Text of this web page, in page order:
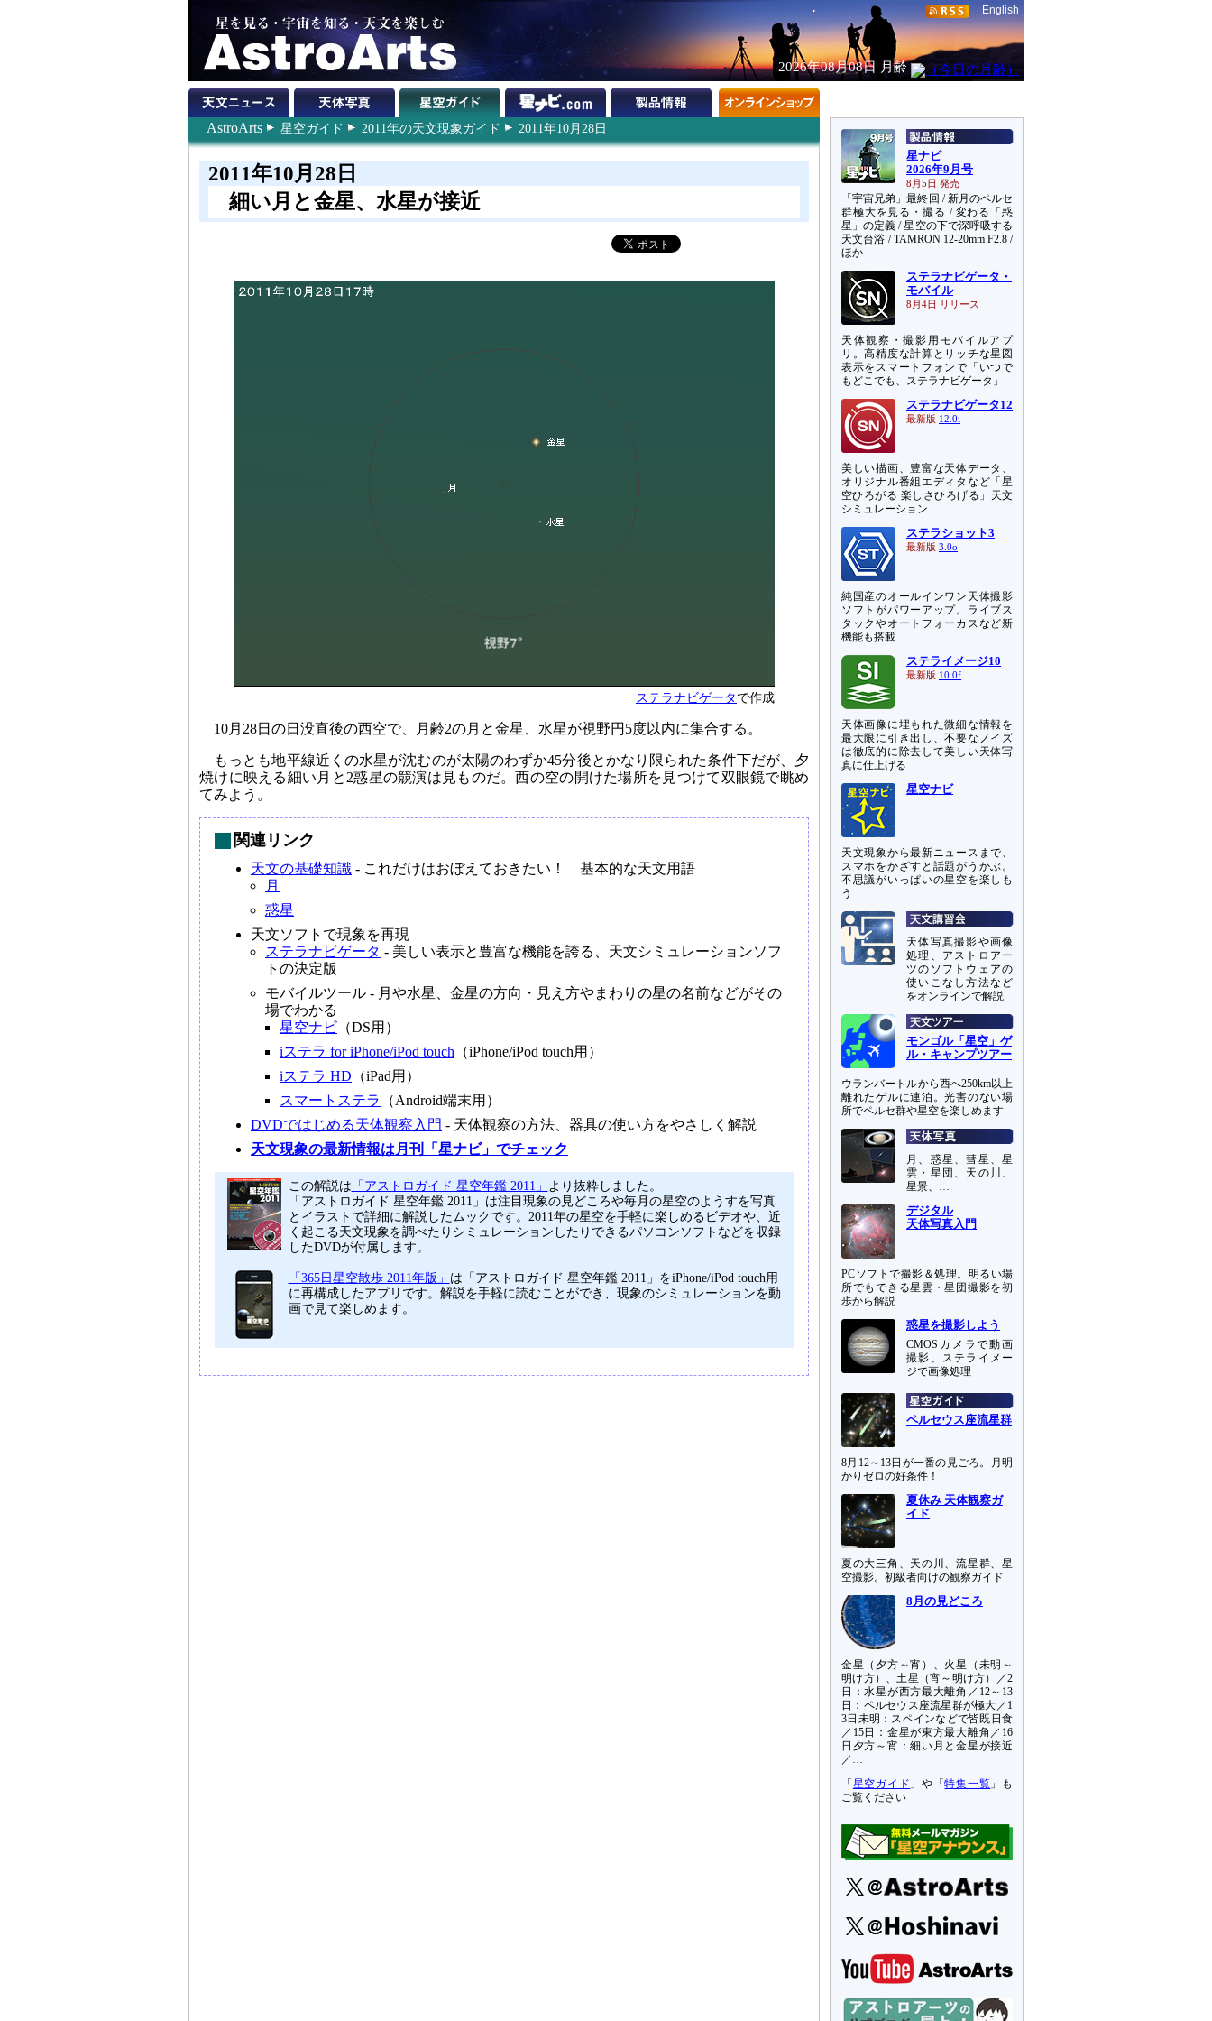
English
2026年08月08日 月齢
AstroArts 星空ガイド 2011年の天文現象ガイド 2011年10月28日
2011年10月28日
細い月と金星、水星が接近
ステラナビゲータで作成
10月28日の日没直後の西空で、月齢2の月と金星、水星が視野円5度以内に集合する。
もっとも地平線近くの水星が沈むのが太陽のわずか45分後とかなり限られた条件下だが、夕
焼けに映える細い月と2惑星の競演は見ものだ。西の空の開けた場所を見つけて双眼鏡で眺め
てみよう。
関連リンク
天文の基礎知識 - これだけはおぼえておきたい！ 基本的な天文用語
月
惑星
天文ソフトで現象を再現
ステラナビゲータ - 美しい表示と豊富な機能を誇る、天文シミュレーションソフ
トの決定版
モバイルツール - 月や水星、金星の方向・見え方やまわりの星の名前などがその
場でわかる
星空ナビ （DS用）
iステラ for iPhone/iPod touch （iPhone/iPod touch用）
iステラ HD （iPad用）
スマートステラ
（Android端末用）
DVDではじめる天体観察入門 - 天体観察の方法、器具の使い方をやさしく解説
天文現象の最新情報は月刊「星ナビ」でチェック
この解説は 「アストロガイド 星空年鑑 2011」 より抜粋しました。
「アストロガイド 星空年鑑 2011」は注目現象の見どころや毎月の星空のようすを写真
とイラストで詳細に解説したムックです。2011年の星空を手軽に楽しめるビデオや、近
く起こる天文現象を調べたりシミュレーションしたりできるパソコンソフトなどを収録
したDVDが付属します。
「365日星空散歩 2011年版」 は「アストロガイド 星空年鑑 2011」をiPhone/iPod touch用
に再構成したアプリです。解説を手軽に読むことができ、現象のシミュレーションを動
画で見て楽しめます。
星ナビ
2026年9月号
8月5日 発売
「宇宙兄弟」最終回 / 新月のペルセ
群極大を見る・撮る / 変わる「惑
星」の定義 / 星空の下で深呼吸する
天文台浴 / TAMRON 12-20mm F2.8 /
ほか
ステラナビゲータ・
モバイル
8月4日 リリース
天体観察・撮影用モバイルアプ
リ。高精度な計算とリッチな星図
表示をスマートフォンで「いつで
もどこでも、ステラナビゲータ」
ステラナビゲータ12
最新版 12.0i
美しい描画、豊富な天体データ、
オリジナル番組エディタなど「星
空ひろがる 楽しさひろげる」天文
シミュレーション
ステラショット3
最新版 3.0o
純国産のオールインワン天体撮影
ソフトがパワーアップ。ライブス
タックやオートフォーカスなど新
機能も搭載
ステライメージ10
最新版 10.0f
天体画像に埋もれた微細な情報を
最大限に引き出し、不要なノイズ
は徹底的に除去して美しい天体写
真に仕上げる
星空ナビ
天文現象から最新ニュースまで、
スマホをかざすと話題がうかぶ。
不思議がいっぱいの星空を楽しも
う
天体写真撮影や画像
処理、アストロアー
ツのソフトウェアの
使いこなし方法など
をオンラインで解説
モンゴル「星空」ゲ
ル・キャンプツアー
ウランバートルから西へ250km以上
離れたゲルに連泊。光害のない場
所でペルセ群や星空を楽しめます
月、惑星、彗星、星
雲・星団、天の川、
星景、…
デジタル
天体写真入門
PCソフトで撮影＆処理。明るい場
所でもできる星雲・星団撮影を初
歩から解説
惑星を撮影しよう
CMOSカメラで動画
撮影、ステライメー
ジで画像処理
ペルセウス座流星群
8月12～13日が一番の見ごろ。月明
かりゼロの好条件！
夏休み 天体観察ガ
イド
夏の大三角、天の川、流星群、星
空撮影。初級者向けの観察ガイド
8月の見どころ
金星（夕方～宵）、火星（未明～
明け方）、土星（宵～明け方）／2
日：水星が西方最大離角／12～13
日：ペルセウス座流星群が極大／1
3日未明：スペインなどで皆既日食
／15日：金星が東方最大離角／16
日夕方～宵：細い月と金星が接近
／…
「 星空ガイド 」や「特集一覧 」も
ご覧ください